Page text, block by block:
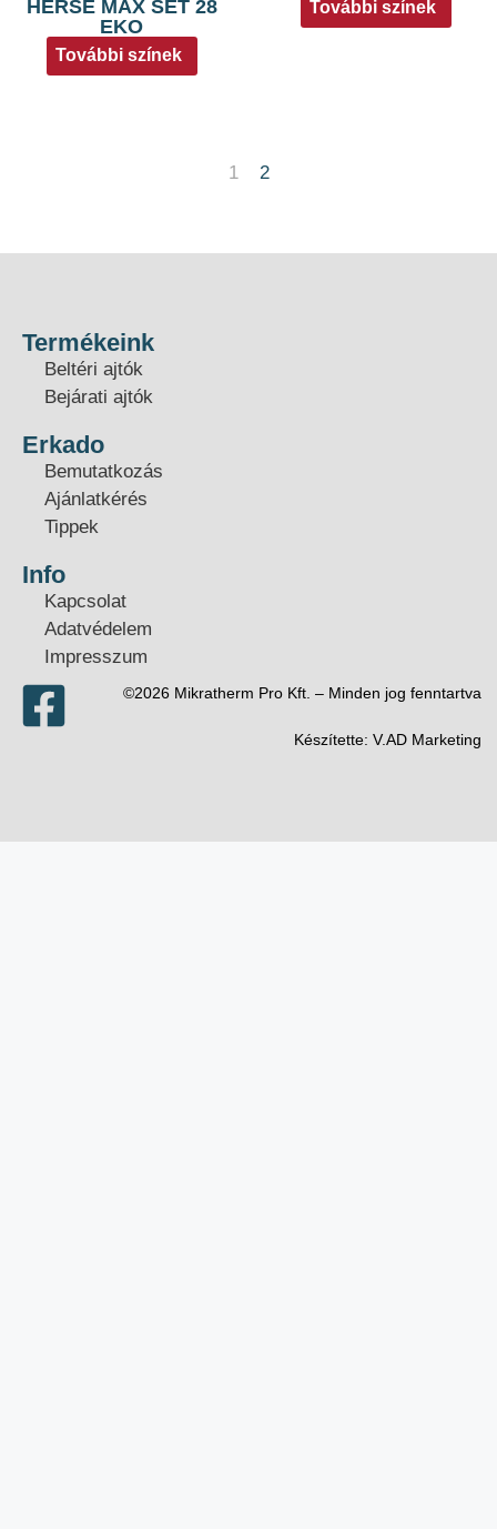
HERSE MAX SET 28
EKO
További színek
További színek
1 2
Termékeink
Beltéri ajtók
Bejárati ajtók
Erkado
Bemutatkozás
Ajánlatkérés
Tippek
Info
Kapcsolat
Adatvédelem
Impresszum
©2026 Mikratherm Pro Kft. – Minden jog fenntartva​
Készítette: V.AD Marketing